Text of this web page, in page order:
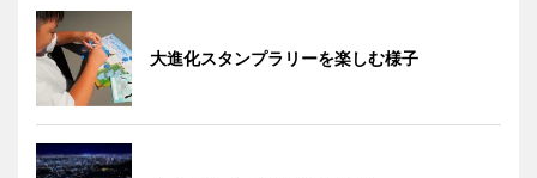
大進化スタンプラリーを楽しむ様子